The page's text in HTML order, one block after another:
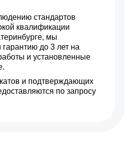
стандартов
квалификации
мы
до 3 лет на
и установленные
и подтверждающих
по запросу